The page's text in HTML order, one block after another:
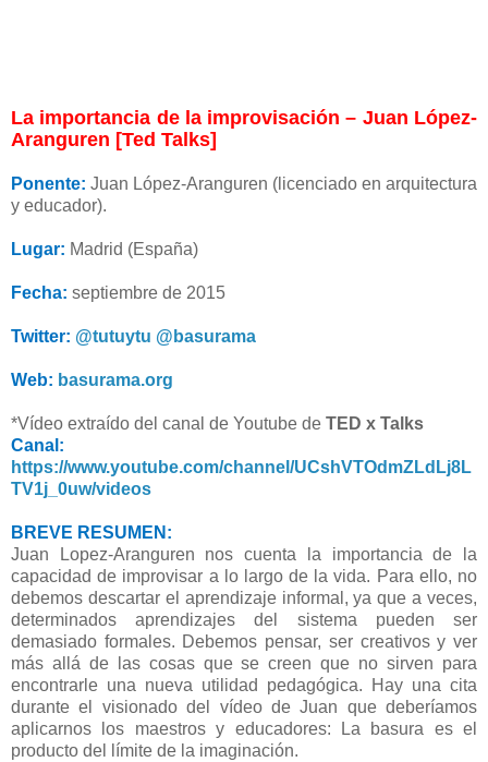
La importancia de la improvisación – Juan López-
Aranguren [Ted Talks]
Ponente: Juan López-Aranguren (licenciado en arquitectura
y educador).
Lugar: Madrid (España)
Fecha: septiembre de 2015
Twitter: @tutuytu @basurama
Web: basurama.org
*Vídeo extraído del canal de Youtube de TED x Talks
Canal:
https://www.youtube.com/channel/UCshVTOdmZLdLj8L
TV1j_0uw/videos
BREVE RESUMEN:
Juan Lopez-Aranguren nos cuenta la importancia de la
capacidad de improvisar a lo largo de la vida. Para ello, no
debemos descartar el aprendizaje informal, ya que a veces,
determinados aprendizajes del sistema pueden ser
demasiado formales. Debemos pensar, ser creativos y ver
más allá de las cosas que se creen que no sirven para
encontrarle una nueva utilidad pedagógica. Hay una cita
durante el visionado del vídeo de Juan que deberíamos
aplicarnos los maestros y educadores: La basura es el
producto del límite de la imaginación.